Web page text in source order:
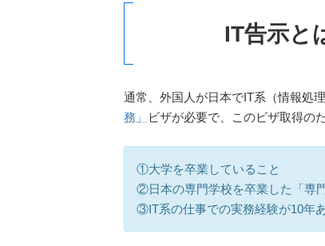
IT告示と
通常、外国人が日本でIT系（情報処
務」 ビザが必要で、このビザ取得の
①大学を卒業していること
②日本の専門学校を卒業した「専
③IT系の仕事での実務経験が10年あ